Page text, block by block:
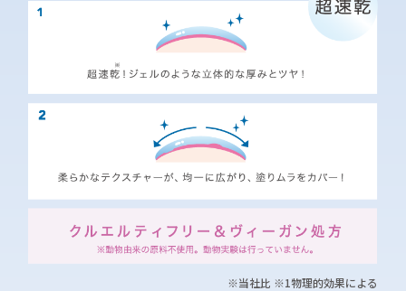
※当社比 ※1物理的効果による